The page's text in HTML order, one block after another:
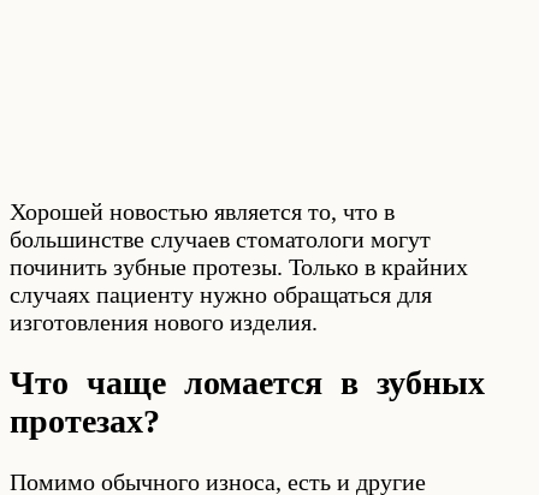
Хорошей новостью является то, что в
большинстве случаев стоматологи могут
починить зубные протезы. Только в крайних
случаях пациенту нужно обращаться для
изготовления нового изделия.
Что чаще ломается в зубных
протезах?
Помимо обычного износа, есть и другие